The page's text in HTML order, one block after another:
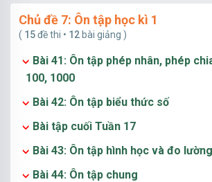
Chủ đề 7: Ôn tập học kì 1
( 15đề thi • 12 bài giảng )
Bài 41: Ôn tập phép nhân, phép
100, 1000
Bài 42: Ôn tập biểu thức số
Bài tập cuối Tuần 17
Bài 43: Ôn tập hình học và đo lường
Bài 44: Ôn tập chung